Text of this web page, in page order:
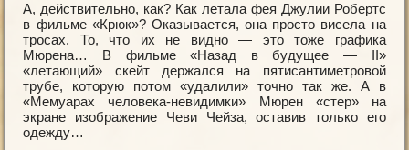
А, действительно, как? Как летала фея Джулии Робертс
в фильме «Крюк»? Оказывается, она просто висела на
тросах. То, что их не видно — это тоже графика
Мюрена… В фильме «Назад в будущее — II»
«летающий» скейт держался на пятисантиметровой
трубе, которую потом «удалили» точно так же. А в
«Мемуарах человека-невидимки» Мюрен «стер» на
экране изображение Чеви Чейза, оставив только его
одежду…